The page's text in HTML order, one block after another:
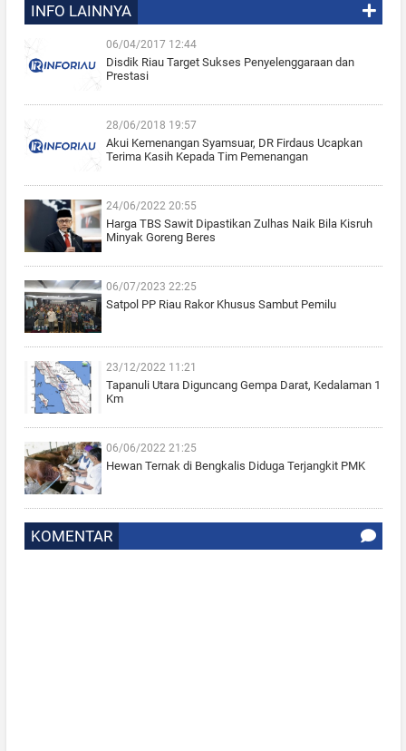
INFO LAINNYA
06/04/2017 12:44
Disdik Riau Target Sukses Penyelenggaraan dan
Prestasi
28/06/2018 19:57
Akui Kemenangan Syamsuar, DR Firdaus Ucapkan
Terima Kasih Kepada Tim Pemenangan
24/06/2022 20:55
Harga TBS Sawit Dipastikan Zulhas Naik Bila Kisruh
Minyak Goreng Beres
06/07/2023 22:25
Satpol PP Riau Rakor Khusus Sambut Pemilu
23/12/2022 11:21
Tapanuli Utara Diguncang Gempa Darat, Kedalaman 1
Km
06/06/2022 21:25
Hewan Ternak di Bengkalis Diduga Terjangkit PMK
KOMENTAR